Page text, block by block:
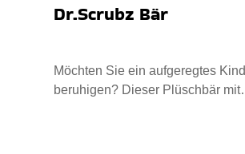
Dr.Scrubz Bär
Möchten Sie ein aufgeregtes Kind
beruhigen? Dieser Plüschbär mit